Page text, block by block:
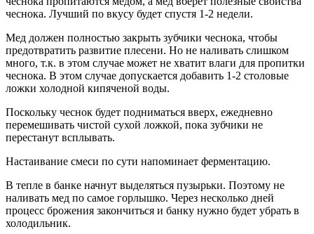
чеснока. Лучший по вкусу будет спустя 1-2 недели.
Мед должен полностью закрыть зубчики чеснока, чтобы
предотвратить развитие плесени. Но не наливать слишком
много, т.к. в этом случае может не хватит влаги для пропитки
чеснока. В этом случае допускается добавить 1-2 столовые
ложки холодной кипяченой воды.
Поскольку чеснок будет подниматься вверх, ежедневно
перемешивать чистой сухой ложкой, пока зубчики не
перестанут всплывать.
Настаивание смеси по сути напоминает ферментацию.
В тепле в банке начнут выделяться пузырьки. Поэтому не
наливать мед по самое горлышко. Через несколько дней
процесс брожения закончиться и банку нужно будет убрать в
холодильник.